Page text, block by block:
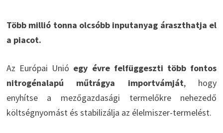
Több millió tonna olcsóbb inputanyag áraszthatja el
a piacot.
Az Európai Unió egy évre felfüggeszti több fontos
nitrogénalapú műtrágya importvámját, hogy
enyhítse a mezőgazdasági termelőkre nehezedő
költségnyomást és stabilizálja az élelmiszer-termelést.